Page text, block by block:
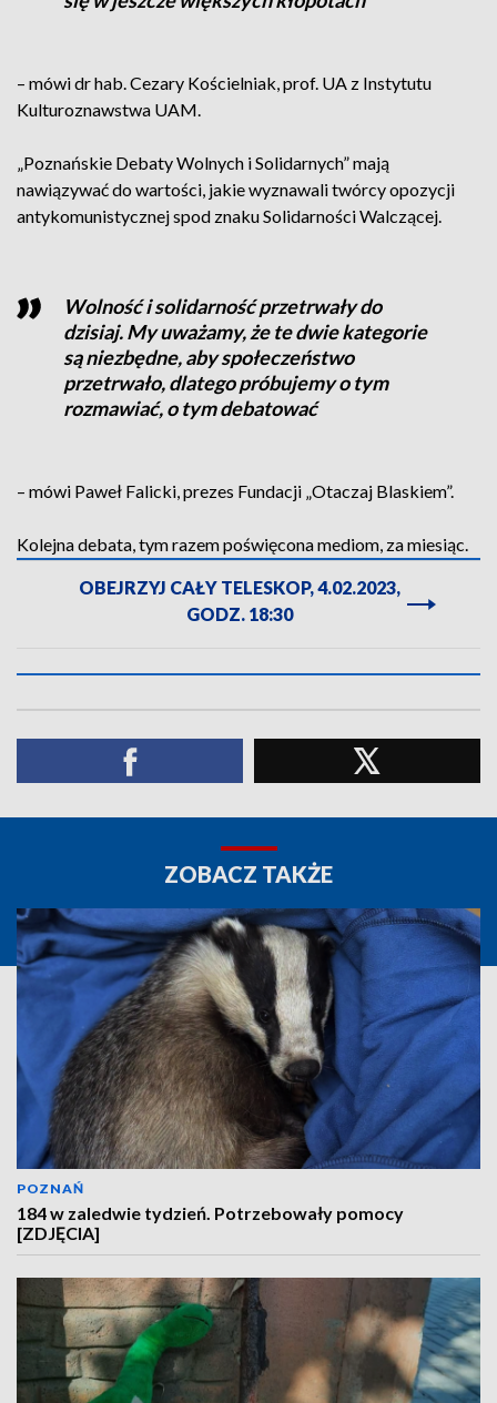
– mówi dr hab. Cezary Kościelniak, prof. UA z Instytutu
Kulturoznawstwa UAM.
„Poznańskie Debaty Wolnych i Solidarnych” mają
nawiązywać do wartości, jakie wyznawali twórcy opozycji
antykomunistycznej spod znaku Solidarności Walczącej.
Wolność i solidarność przetrwały do
dzisiaj. My uważamy, że te dwie kategorie
są niezbędne, aby społeczeństwo
przetrwało, dlatego próbujemy o tym
rozmawiać, o tym debatować
– mówi Paweł Falicki, prezes Fundacji „Otaczaj Blaskiem”.
Kolejna debata, tym razem poświęcona mediom, za miesiąc.
OBEJRZYJ CAŁY TELESKOP, 4.02.2023,
GODZ. 18:30
ZOBACZ TAKŻE
POZNAŃ
184 w zaledwie tydzień. Potrzebowały pomocy
[ZDJĘCIA]